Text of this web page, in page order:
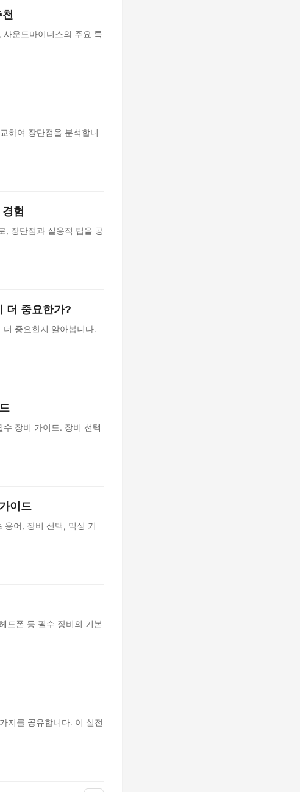
운드마이더스의 주요 특
하여 장단점을 분석합니
험
, 장단점과 실용적 팁을 공
더 중요한가?
중요한지 알아봅니다.
장비 가이드. 장비 선택
이드
용어, 장비 선택, 믹싱 기
드폰 등 필수 장비의 기본
지를 공유합니다. 이 실전